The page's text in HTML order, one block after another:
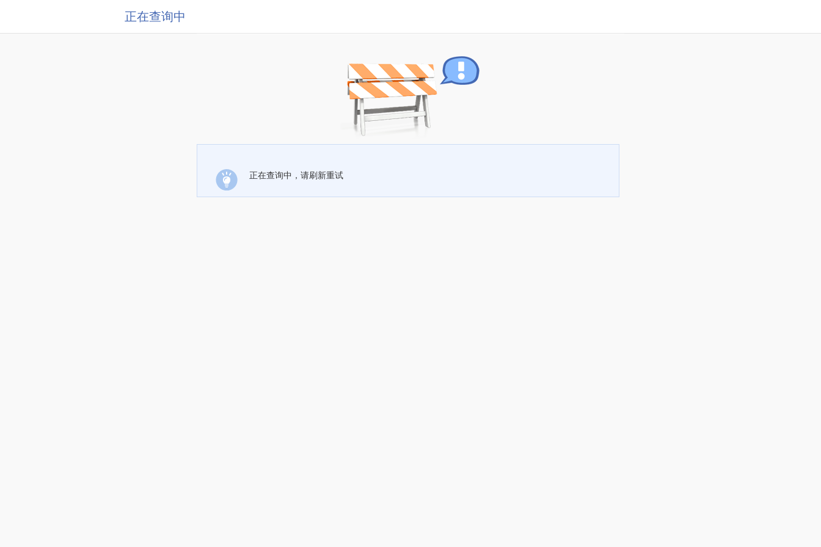
正在查询中
正在查询中，请刷新重试